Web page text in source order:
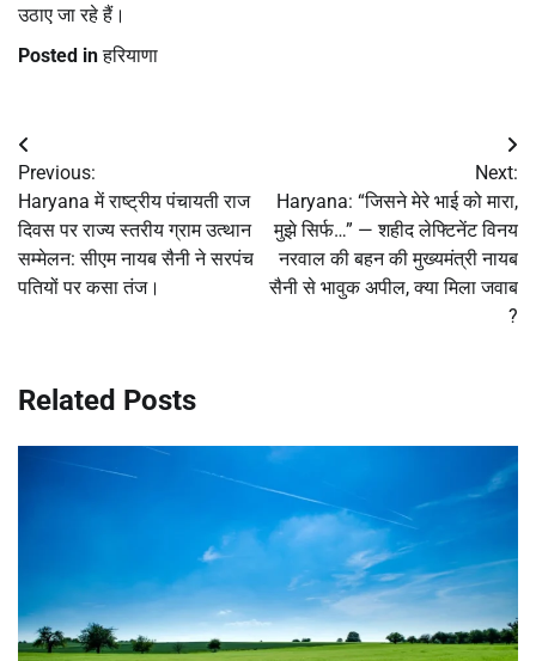
उठाए जा रहे हैं।
Posted inहरियाणा
Post
navigation
Previous:
Haryana में राष्ट्रीय पंचायती राज
दिवस पर राज्य स्तरीय ग्राम उत्थान
सम्मेलन: सीएम नायब सैनी ने सरपंच
पतियों पर कसा तंज।
Next:
Haryana: “जिसने मेरे भाई को मारा,
मुझे सिर्फ…” — शहीद लेफ्टिनेंट विनय
नरवाल की बहन की मुख्यमंत्री नायब
सैनी से भावुक अपील, क्या मिला जवाब
?
Related Posts